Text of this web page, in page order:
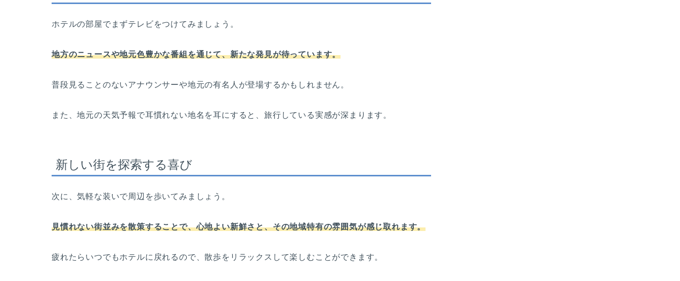
ホテルの部屋でまずテレビをつけてみましょう。
地方のニュースや地元色豊かな番組を通じて、新たな発見が待っています。
普段見ることのないアナウンサーや地元の有名人が登場するかもしれません。
また、地元の天気予報で耳慣れない地名を耳にすると、旅行している実感が深まります。
新しい街を探索する喜び
次に、気軽な装いで周辺を歩いてみましょう。
見慣れない街並みを散策することで、心地よい新鮮さと、その地域特有の雰囲気が感じ取れます。
疲れたらいつでもホテルに戻れるので、散歩をリラックスして楽しむことができます。